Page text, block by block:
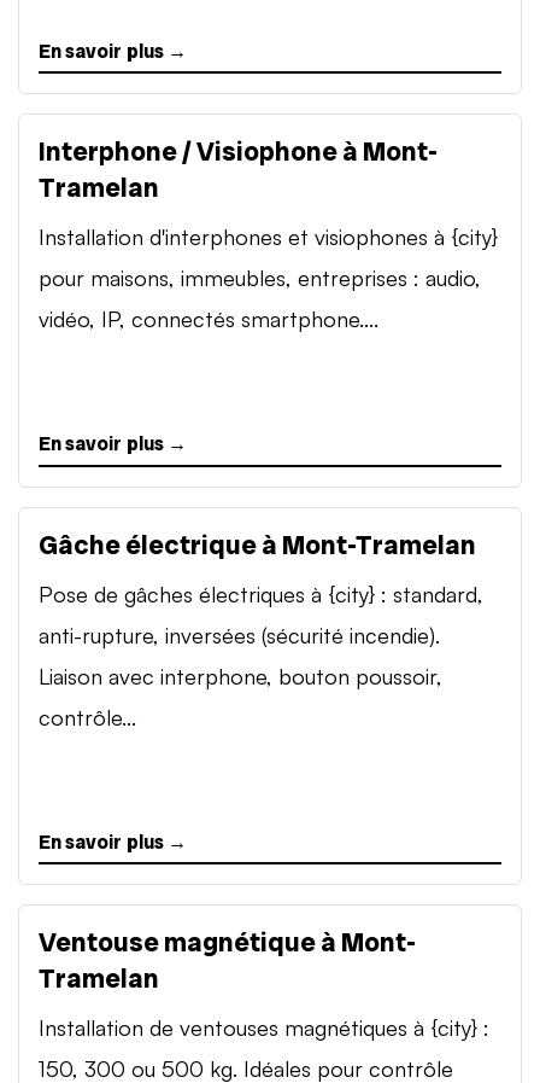
En savoir plus →
Interphone / Visiophone à Mont-
Tramelan
Installation d'interphones et visiophones à {city}
pour maisons, immeubles, entreprises : audio,
vidéo, IP, connectés smartphone....
En savoir plus →
Gâche électrique à Mont-Tramelan
Pose de gâches électriques à {city} : standard,
anti-rupture, inversées (sécurité incendie).
Liaison avec interphone, bouton poussoir,
contrôle...
En savoir plus →
Ventouse magnétique à Mont-
Tramelan
Installation de ventouses magnétiques à {city} :
150, 300 ou 500 kg. Idéales pour contrôle